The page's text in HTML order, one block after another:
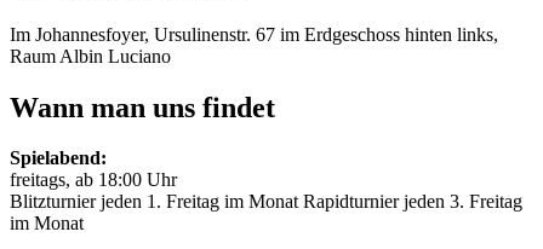
Im Johannesfoyer, Ursulinenstr. 67 im Erdgeschoss hinten links,
Raum Albin Luciano
Wann man uns findet
Spielabend:
freitags, ab 18:00 Uhr
Blitzturnier jeden 1. Freitag im Monat Rapidturnier jeden 3. Freitag
im Monat